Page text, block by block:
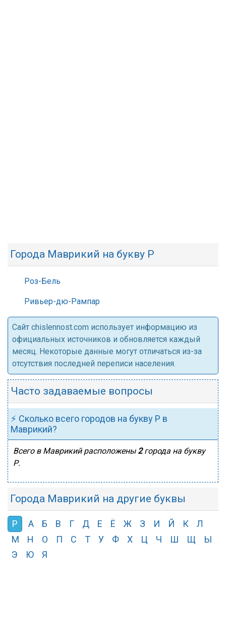
Города Маврикий на букву Р
Роз-Бель
Ривьер-дю-Рампар
Cайт chislennost.com использует информацию из
официальных источников и обновляется каждый
месяц. Некоторые данные могут отличаться из-за
отсутствия последней переписи населения.
Часто задаваемые вопросы
⚡ Сколько всего городов на букву Р в
Маврикий?
Всего в Маврикий расположены 2города на букву
Р.
Города Маврикий на другие буквы
Р А Б В Г Д Е Ё Ж З И Й К
Л
М
Н О П С Т У Ф Х Ц Ч Ш Щ
Ы
Э
Ю Я